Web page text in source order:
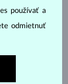
používať a
odmietnuť